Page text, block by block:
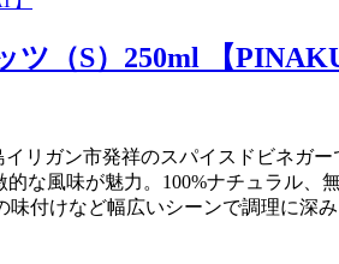
（S）250ml 【
リガン市発祥のスパイスドビネガ
な風味が魅力。100%ナチュラル、
付けなど幅広いシーンで調理に深